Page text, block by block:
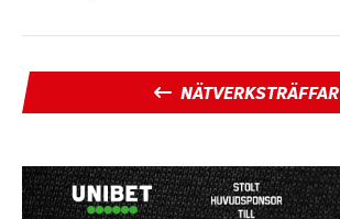
NÄTVERKSTRÄFFAR